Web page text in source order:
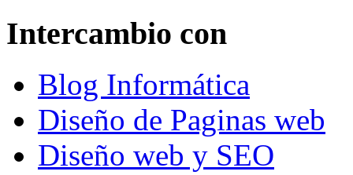
Intercambio con
Blog Informática
Diseño de Paginas web
Diseño web y SEO